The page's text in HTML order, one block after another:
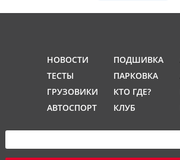
НОВОСТИ
ТЕСТЫ
ГРУЗОВИКИ
АВТОСПОРТ
ПОДШИВКА
ПАРКОВКА
КТО ГДЕ?
КЛУБ